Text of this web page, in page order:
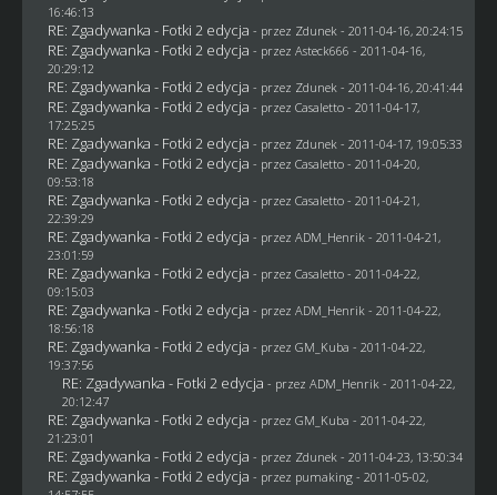
16:46:13
RE: Zgadywanka - Fotki 2 edycja - przez Zdunek - 2011-04-16, 20:24:15
RE: Zgadywanka - Fotki 2 edycja - przez Asteck666 - 2011-04-16,
20:29:12
RE: Zgadywanka - Fotki 2 edycja - przez Zdunek - 2011-04-16, 20:41:44
RE: Zgadywanka - Fotki 2 edycja - przez Casaletto- 2011-04-17,
17:25:25
RE: Zgadywanka - Fotki 2 edycja - przez Zdunek - 2011-04-17, 19:05:33
RE: Zgadywanka - Fotki 2 edycja - przez Casaletto- 2011-04-20,
09:53:18
RE: Zgadywanka - Fotki 2 edycja - przez Casaletto- 2011-04-21,
22:39:29
RE: Zgadywanka - Fotki 2 edycja - przez ADM_Henrik - 2011-04-21,
23:01:59
RE: Zgadywanka - Fotki 2 edycja - przez Casaletto- 2011-04-22,
09:15:03
RE: Zgadywanka - Fotki 2 edycja - przez ADM_Henrik - 2011-04-22,
18:56:18
RE: Zgadywanka - Fotki 2 edycja - przez GM_Kuba - 2011-04-22,
19:37:56
RE: Zgadywanka - Fotki 2 edycja - przez ADM_Henrik - 2011-04-22,
20:12:47
RE: Zgadywanka - Fotki 2 edycja - przez GM_Kuba - 2011-04-22,
21:23:01
RE: Zgadywanka - Fotki 2 edycja - przez Zdunek - 2011-04-23, 13:50:34
RE: Zgadywanka - Fotki 2 edycja - przez pumaking- 2011-05-02,